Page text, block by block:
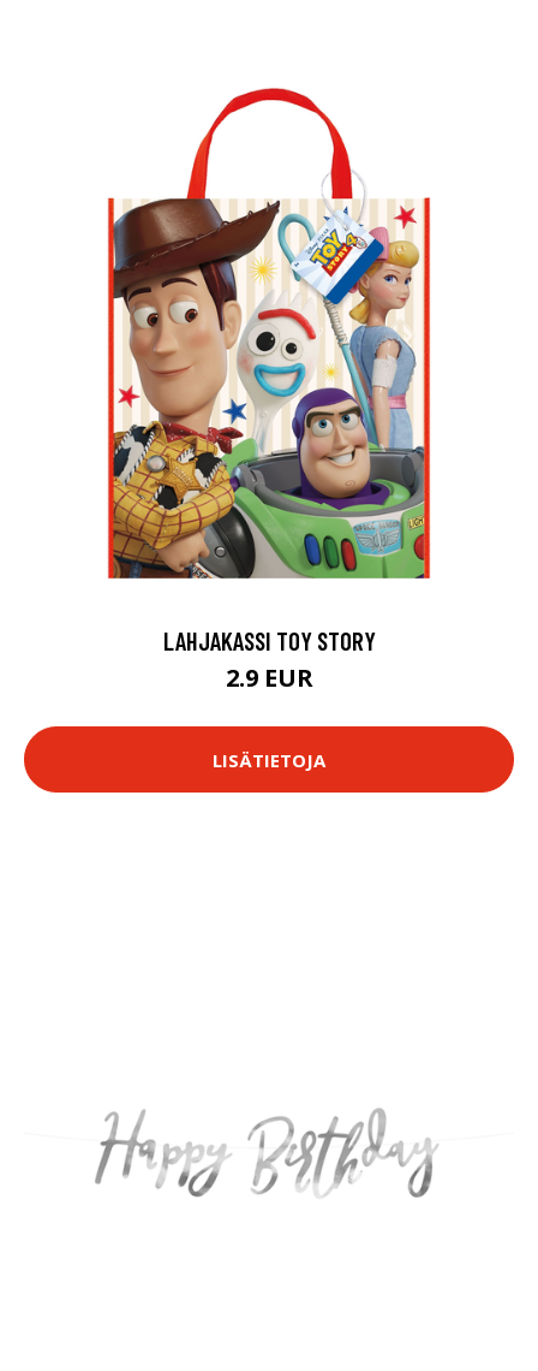
LAHJAKASSI TOY STORY
2.9 EUR
LISÄTIETOJA